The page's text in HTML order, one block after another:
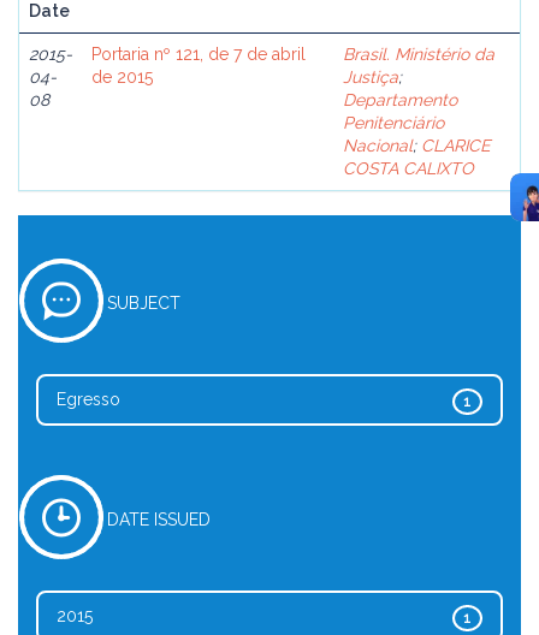
Date
2015-
04-
08
Portaria nº 121, de 7 de abril
de 2015
Brasil. Ministério da
Justiça;
Departamento
Penitenciário
Nacional; CLARICE
COSTA CALIXTO
SUBJECT
1
Egresso
DATE ISSUED
1
2015